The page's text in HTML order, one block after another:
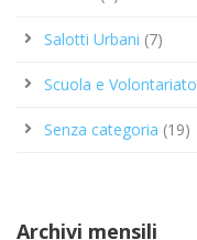
Salotti Urbani (7)
Scuola e Volontariato
Senza categoria (19)
Archivi mensili